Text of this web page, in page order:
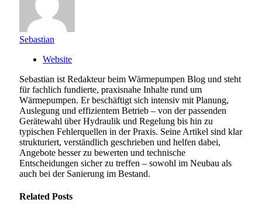
Sebastian
Website
Sebastian ist Redakteur beim Wärmepumpen Blog und steht
für fachlich fundierte, praxisnahe Inhalte rund um
Wärmepumpen. Er beschäftigt sich intensiv mit Planung,
Auslegung und effizientem Betrieb – von der passenden
Gerätewahl über Hydraulik und Regelung bis hin zu
typischen Fehlerquellen in der Praxis. Seine Artikel sind klar
strukturiert, verständlich geschrieben und helfen dabei,
Angebote besser zu bewerten und technische
Entscheidungen sicher zu treffen – sowohl im Neubau als
auch bei der Sanierung im Bestand.
Related Posts